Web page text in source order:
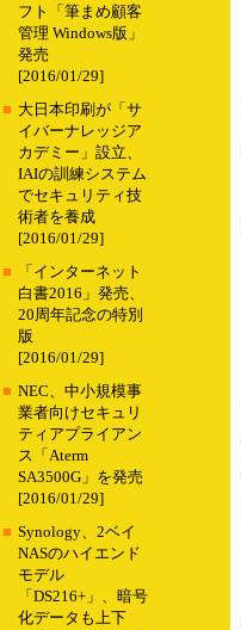
フト「筆まめ顧客
管理 Windows版」
発売
[2016/01/29]
■ 大日本印刷が「サ
イバーナレッジア
カデミー」設立、
IAIの訓練システム
でセキュリティ技
術者を養成
[2016/01/29]
■
「インターネット
白書2016」発売、
20周年記念の特別
版
[2016/01/29]
■ NEC、中小規模事
業者向けセキュリ
ティアプライアン
ス「Aterm
SA3500G」を発売
[2016/01/29]
■ Synology、2ベイ
NASのハイエンド
モデル
「DS216+」、暗号
化データも上下